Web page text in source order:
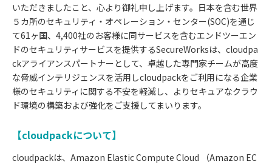
いただきましたこと、心より御礼申し上げます。日本を含む世界
５カ所のセキュリティ・オペレーション・センター(SOC)を通じ
て61ヶ国、4,400社のお客様に同サービスを含むエンドツーエン
ドのセキュリティサービスを提供するSecureWorksは、cloudpa
ckアライアンスパートナーとして、卓越した専門家チームが高度
な脅威インテリジェンスを活用しcloudpackをご利用になる企業
様のセキュリティに関する不安を軽減し、よりセキュアなクラウ
ド環境の構築および強化をご支援してまいります。
【cloudpackについて】
cloudpackは、Amazon Elastic Compute Cloud （Amazon EC